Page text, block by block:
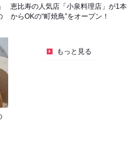
恵比寿の人気店「小泉料理店」が1本
からOKの“町焼鳥”をオープン！
もっと見る